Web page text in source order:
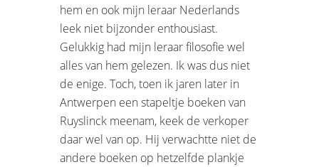
hem en ook mijn leraar Nederlands
leek niet bijzonder enthousiast.
Gelukkig had mijn leraar filosofie wel
alles van hem gelezen. Ik was dus niet
de enige. Toch, toen ik jaren later in
Antwerpen een stapeltje boeken van
Ruyslinck meenam, keek de verkoper
daar wel van op. Hij verwachtte niet de
andere boeken op hetzelfde plankje